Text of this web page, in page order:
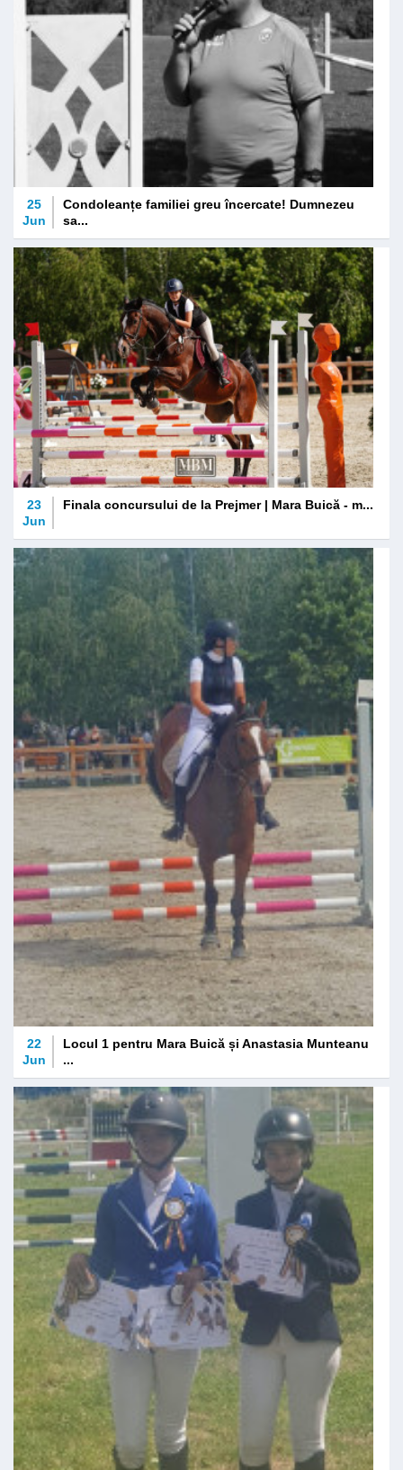
25
Jun
Condoleanțe familiei greu încercate! Dumnezeu
sa...
23
Jun
Finala concursului de la Prejmer | Mara Buică - m...
22
Jun
Locul 1 pentru Mara Buică și Anastasia Munteanu
...